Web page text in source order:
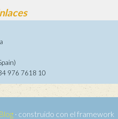
976 7618 10
· construido con el framework